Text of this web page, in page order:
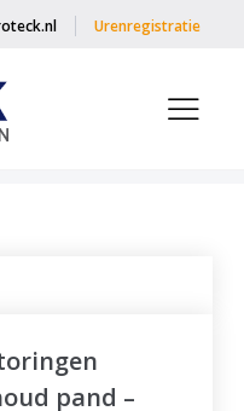
Urenregistratie
pand –